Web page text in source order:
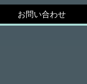
お問い合わせ